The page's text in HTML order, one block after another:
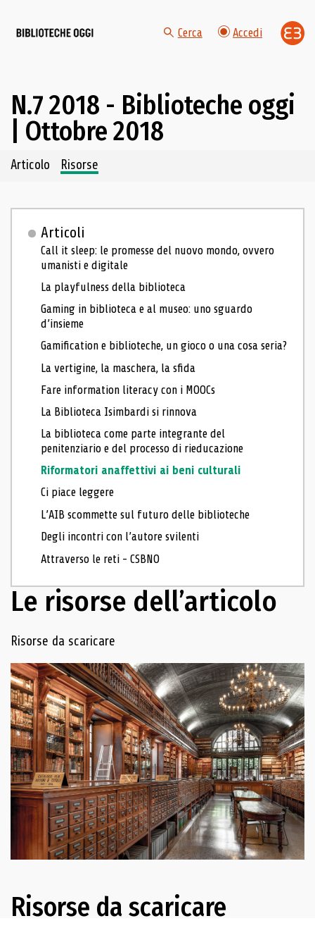
Cerca Accedi
N.7 2018 - Biblioteche oggi
| Ottobre 2018
Navigazione dei contenuti del fascicolo
Articolo Risorse
Articoli
Call it sleep: le promesse del nuovo mondo, ovvero
umanisti e digitale
La playfulness della biblioteca
Gaming in biblioteca e al museo: uno sguardo
d’insieme
Gamification e biblioteche, un gioco o una cosa seria?
La vertigine, la maschera, la sfida
Fare information literacy con i MOOCs
La Biblioteca Isimbardi si rinnova
La biblioteca come parte integrante del
penitenziario e del processo di rieducazione
Riformatori anaffettivi ai beni culturali
Ci piace leggere
L’AIB scommette sul futuro delle biblioteche
Degli incontri con l’autore svilenti
Attraverso le reti - CSBNO
Le risorse dell’articolo
Navigazione delle risorse
Risorse da scaricare
Risorse da scaricare